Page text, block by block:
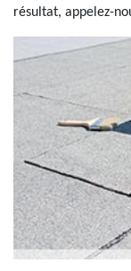
résultat, appelez-